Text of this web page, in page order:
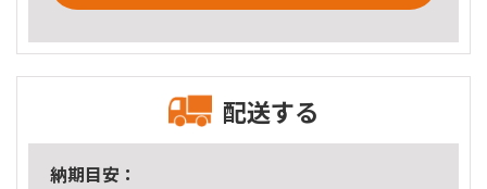
配送する
納期目安：